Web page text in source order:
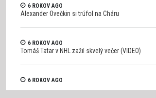
6 ROKOV AGO
Alexander Ovečkin si trúfol na Cháru
6 ROKOV AGO
Tomáš Tatar v NHL zažil skvelý večer (VIDEO)
6 ROKOV AGO